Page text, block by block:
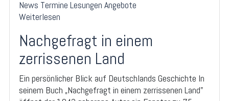
News Termine Lesungen Angebote
Weiterlesen
Nachgefragt in einem
zerrissenen Land
Ein persönlicher Blick auf Deutschlands Geschichte In
seinem Buch „Nachgefragt in einem zerrissenen Land"